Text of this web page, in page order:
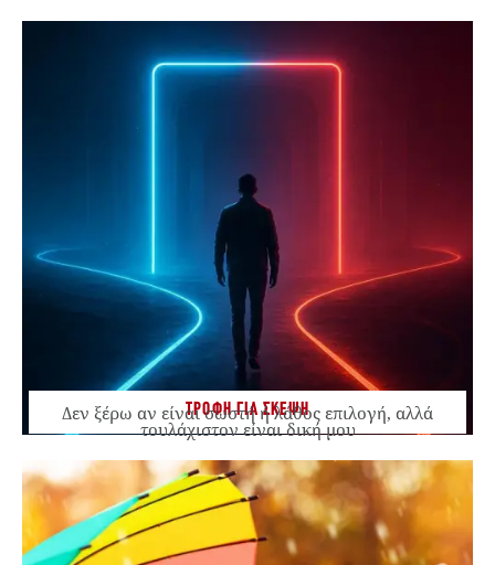
ΤΡΟΦΗ ΓΙΑ ΣΚΕΨΗ
Δεν ξέρω αν είναι σωστή ή λάθος επιλογή, αλλά
τουλάχιστον είναι δική μου